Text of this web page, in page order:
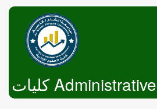
كليات Administrative